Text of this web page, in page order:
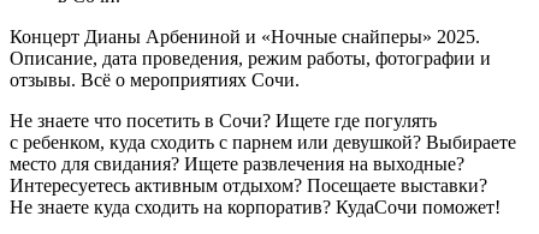
Концерт Дианы Арбениной и «Ночные снайперы» 2025.
Описание, дата проведения, режим работы, фотографии и
отзывы. Всё о мероприятиях Сочи.
Не знаете что посетить в Сочи? Ищете где погулять
с ребенком, куда сходить с парнем или девушкой? Выбираете
место для свидания? Ищете развлечения на выходные?
Интересуетесь активным отдыхом? Посещаете выставки?
Не знаете куда сходить на корпоратив? КудаСочи поможет!